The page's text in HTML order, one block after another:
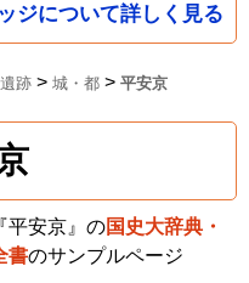
ジについて詳しく見る
遺跡 > 城・都 > 平安京
平安京』の国史大辞典・
書のサンプルページ